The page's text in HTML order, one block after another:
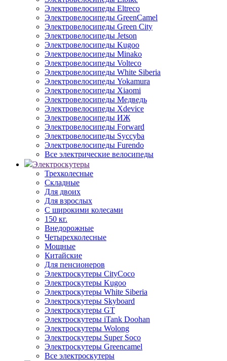
Электровелосипеды Eltreco
Электровелосипеды GreenCamel
Электровелосипеды Green City
Электровелосипеды Jetson
Электровелосипеды Kugoo
Электровелосипеды Minako
Электровелосипеды Volteco
Электровелосипеды White Siberia
Электровелосипеды Yokamura
Электровелосипеды Xiaomi
Электровелосипеды Медведь
Электровелосипеды Xdevice
Электровелосипеды ИЖ
Электровелосипеды Forward
Электровелосипеды Syccyba
Электровелосипеды Furendo
Все электрические велосипеды
Электроскутеры
Трехколесные
Складные
Для двоих
Для взрослых
С широкими колесами
150 кг.
Внедорожные
Четырехколесные
Мощные
Китайские
Для пенсионеров
Электроскутеры CityCoco
Электроскутеры Kugoo
Электроскутеры White Siberia
Электроскутеры Skyboard
Электроскутеры GT
Электроскутеры iTank Doohan
Электроскутеры Wolong
Электроскутеры Super Soco
Электроскутеры Greencamel
Все электроскутеры